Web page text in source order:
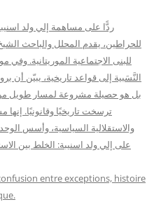
ردًّا على مساهمة إلي ولد
للحراطين، يقدم المحلل والباحث
للبنى الاجتماعية الموريتانية. وفي
النَّسَبية إلى قواعد تاريخية، يبيّن أن
بل هو حصيلة مشروعة لمسار طويل
ترسخت تاريخيًا وقانونيًا.
والاستقلالية السياسية، وأسس
على إلي ولد اسنيبة: الخلط بين
entre exceptions, histoire